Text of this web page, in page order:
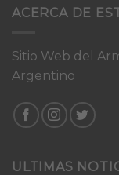
ACERCA DE
Sitio Web del
Argentino
ULTIMAS